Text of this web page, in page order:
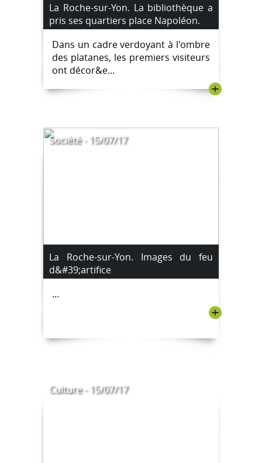
La Roche-sur-Yon. La bibliothèque a
pris ses quartiers place Napoléon.
Dans un cadre verdoyant à l'ombre
des platanes, les premiers visiteurs
ont décor&e...
+
Société - 15/07/17
La Roche-sur-Yon. Images du feu
d&#39;artifice
...
+
Culture - 15/07/17